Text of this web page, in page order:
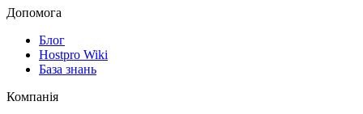
Допомога
Блог
Hostpro Wiki
База знань
Компанія